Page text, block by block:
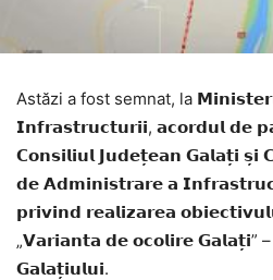
Astăzi a fost semnat, la
𝗜𝗻𝗳𝗿𝗮𝘀𝘁𝗿𝘂𝗰𝘁𝘂𝗿𝗶𝗶, 𝗮𝗰𝗼𝗿𝗱𝘂𝗹 𝗱𝗲
𝗖𝗼𝗻𝘀𝗶𝗹𝗶𝘂𝗹 𝗝𝘂𝗱𝗲𝘁̦𝗲𝗮𝗻 𝗚𝗮𝗹𝗮𝘁̦𝗶
𝗱𝗲 𝗔𝗱𝗺𝗶𝗻𝗶𝘀𝘁𝗿𝗮𝗿𝗲 𝗮
𝗽𝗿𝗶𝘃𝗶𝗻𝗱 𝗿𝗲𝗮𝗹𝗶𝘇𝗮𝗿𝗲𝗮
„𝗩𝗮𝗿𝗶𝗮𝗻𝘁𝗮 𝗱𝗲 𝗼𝗰𝗼𝗹𝗶𝗿𝗲
𝗚𝗮𝗹𝗮𝘁̦𝗶𝘂𝗹𝘂𝗶.